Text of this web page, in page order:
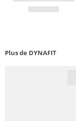
Plus de DYNAFIT